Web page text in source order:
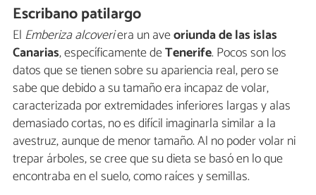
Escribano patilargo
El Emberiza alcoveriera un aveoriunda de las islas
Canarias, específicamente deTenerife. Pocos son los
datos que se tienen sobre su apariencia real, pero se
sabe que debido a su tamaño era incapaz de volar,
caracterizada por extremidades inferiores largas y alas
demasiado cortas, no es difícil imaginarla similar a la
avestruz, aunque de menor tamaño. Al no poder volar ni
trepar árboles, se cree que su dieta se basó en lo que
encontraba en el suelo, como raíces y semillas.